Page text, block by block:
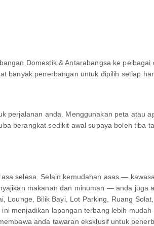
Domestik & Antarabangsa ke pelbagai
banyak penerbangan untuk dipilih setiap
perjalanan anda. Menggunakan peta atau
berangkat sedikit awal supaya boleh tiba
selesa. Selain kemudahan asas —
makanan dan minuman — anda juga
Lounge, Bilik Bayi, Lot Parking, Ruang Solat,
menjadikan lapangan terbang lebih mudah
anda tawaran eksklusif untuk